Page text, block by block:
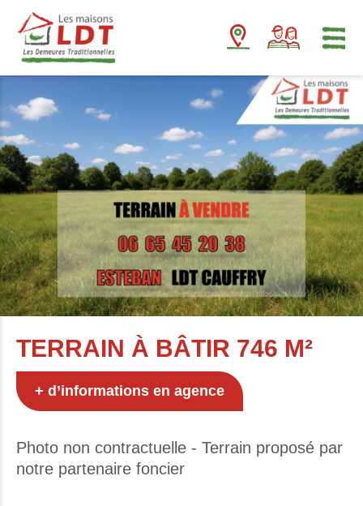
TERRAIN À BÂTIR 746 M²
+ d’informations en agence
Photo non contractuelle - Terrain proposé par
notre partenaire foncier